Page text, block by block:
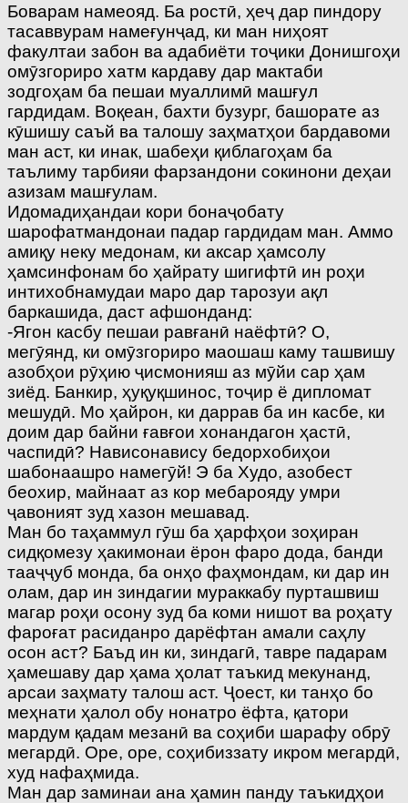
Боварам намеояд. Ба ростӣ, ҳеҷ дар пиндору
тасаввурам намеғунҷад, ки ман ниҳоят
факултаи забон ва адабиёти тоҷики Донишгоҳи
омӯзгориро хатм кардаву дар мактаби
зодгоҳам ба пешаи муаллимӣ машғул
гардидам. Воқеан, бахти бузург, башорате аз
кӯшишу саъй ва талошу заҳматҳои бардавоми
ман аст, ки инак, шабеҳи қиблагоҳам ба
таълиму тарбияи фарзандони сокинони деҳаи
азизам машғулам.
Идомадиҳандаи кори бонаҷобату
шарофатмандонаи падар гардидам ман. Аммо
амиқу неку медонам, ки аксар ҳамсолу
ҳамсинфонам бо ҳайрату шигифтӣ ин роҳи
интихобнамудаи маро дар тарозуи ақл
баркашида, даст афшонданд:
-Ягон касбу пешаи равғанӣ наёфтӣ? О,
мегӯянд, ки омӯзгориро маошаш каму ташвишу
азобҳои рӯҳию ҷисмонияш аз мӯйи сар ҳам
зиёд. Банкир, ҳуқуқшинос, тоҷир ё дипломат
мешудӣ. Мо ҳайрон, ки даррав ба ин касбе, ки
доим дар байни ғавғои хонандагон ҳастӣ,
часпидӣ? Нависонавису бедорхобиҳои
шабонаашро намегӯй! Э ба Худо, азобест
беохир, майнаат аз кор мебарояду умри
ҷавоният зуд хазон мешавад.
Ман бо таҳаммул гӯш ба ҳарфҳои зоҳиран
сидқомезу ҳакимонаи ёрон фаро дода, банди
тааҷҷуб монда, ба онҳо фаҳмондам, ки дар ин
олам, дар ин зиндагии мураккабу пурташвиш
магар роҳи осону зуд ба коми нишот ва роҳату
фароғат расиданро дарёфтан амали саҳлу
осон аст? Баъд ин ки, зиндагӣ, тавре падарам
ҳамешаву дар ҳама ҳолат таъкид мекунанд,
арсаи заҳмату талош аст. Ҷоест, ки танҳо бо
меҳнати ҳалол обу нонатро ёфта, қатори
мардум қадам мезанӣ ва соҳиби шарафу обрӯ
мегардӣ. Оре, оре, соҳибиззату икром мегардӣ,
худ нафаҳмида.
Ман дар заминаи ана ҳамин панду таъкидҳои